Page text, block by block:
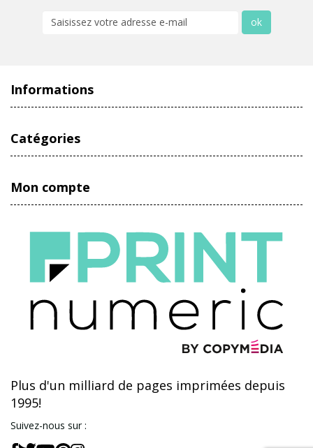
ok
Informations
Catégories
Mon compte
Plus d'un milliard de pages imprimées depuis
1995!
Suivez-nous sur :